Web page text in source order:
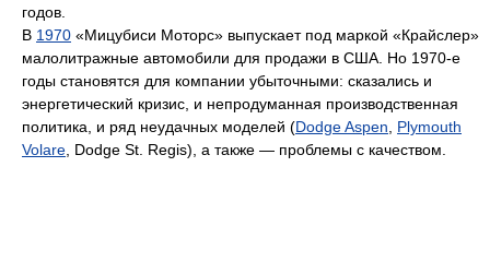
годов.
В 1970 «Мицубиси Моторс» выпускает под маркой «Крайслер»
малолитражные автомобили для продажи в США. Но 1970-е
годы становятся для компании убыточными: сказались и
энергетический кризис, и непродуманная производственная
политика, и ряд неудачных моделей (Dodge Aspen, Plymouth
Volare, Dodge St. Regis), а также — проблемы с качеством.